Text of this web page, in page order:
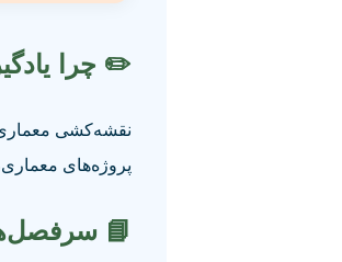
✏️ چرا
نقشه‌کشی معماری
پروژه‌های
📘